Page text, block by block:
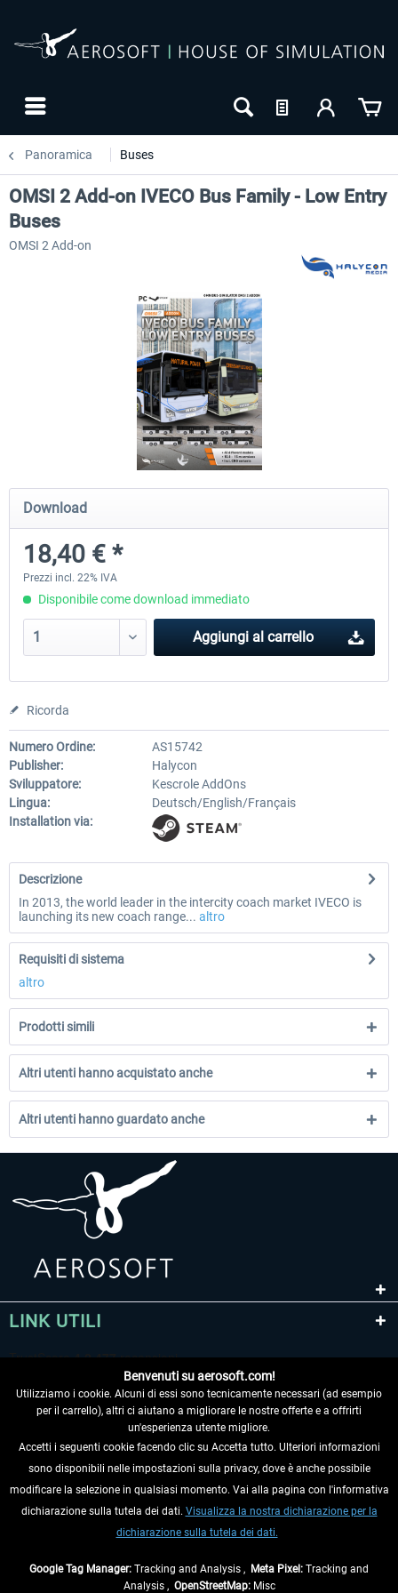
Panoramica Buses
OMSI 2 Add-on Valiant Citybus 7700
Hybrid
OMSI 2 Add-on IVECO Bus
Low Entry Buses
OMSI 2 Add-on IVECO Bus Family - Low Entry
Buses
OMSI 2 Add-on
Download
18,40 € *
Prezzi incl. 22% IVA
Disponibile come download immediato
Aggiungi al carrello
Ricorda
Numero Ordine:
AS15742
Publisher:
Halycon
Sviluppatore:
Kescrole AddOns
Lingua:
Deutsch/English/Français
Installation via:
Descrizione
In 2013, the world leader in the intercity coach market IVECO is
launching its new coach range... altro
Requisiti di sistema
altro
Prodotti simili
Altri utenti hanno acquistato anche
Altri utenti hanno guardato anche
LINK UTILI
RECEDERE DAL CONTRATTO
INFORMAZIONI
Benvenuti su aerosoft.com!
Utilizziamo i cookie. Alcuni di essi sono tecnicamente necessari (ad esempio
per il carrello), altri ci aiutano a migliorare le nostre offerte e a offrirti
un'esperienza utente migliore.
Accetti i seguenti cookie facendo clic su Accetta tutto. Ulteriori informazioni
sono disponibili nelle impostazioni sulla privacy, dove è anche possibile
modificare la selezione in qualsiasi momento. Vai alla pagina con l'informativa
dichiarazione sulla tutela dei dati. Visualizza la nostra dichiarazione per la
dichiarazione sulla tutela dei dati.
Google Tag Manager: Tracking and Analysis , Meta Pixel: Tracking and
Analysis , OpenStreetMap:Misc